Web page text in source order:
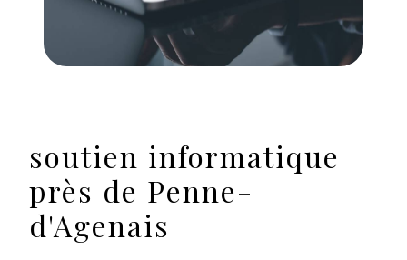
soutien informatique
près de Penne-
d'Agenais